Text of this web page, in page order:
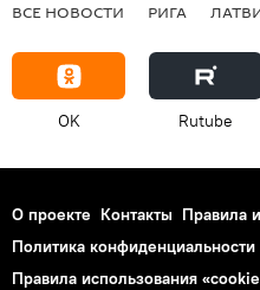
ВСЕ НОВОСТИ РИГА
OK Rutube
О проекте Контакты Правила
Политика конфиденциальности
Правила использования